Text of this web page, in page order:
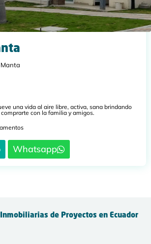
Manta
una vida al aire libre, activa, sana brindando
con la familia y amigos.
Whatsapp
de Proyectos en Ecuador